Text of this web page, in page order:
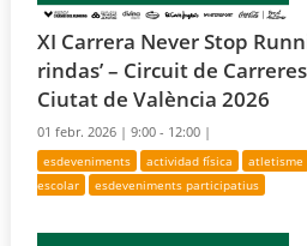
XI Carrera Never Stop
rindas’ – Circuit de
Ciutat de València 2026
01 febr. 2026 |9:00 - 12:00 |
esdeveniments actividad física atletisme
escolar
esdeveniments participatius